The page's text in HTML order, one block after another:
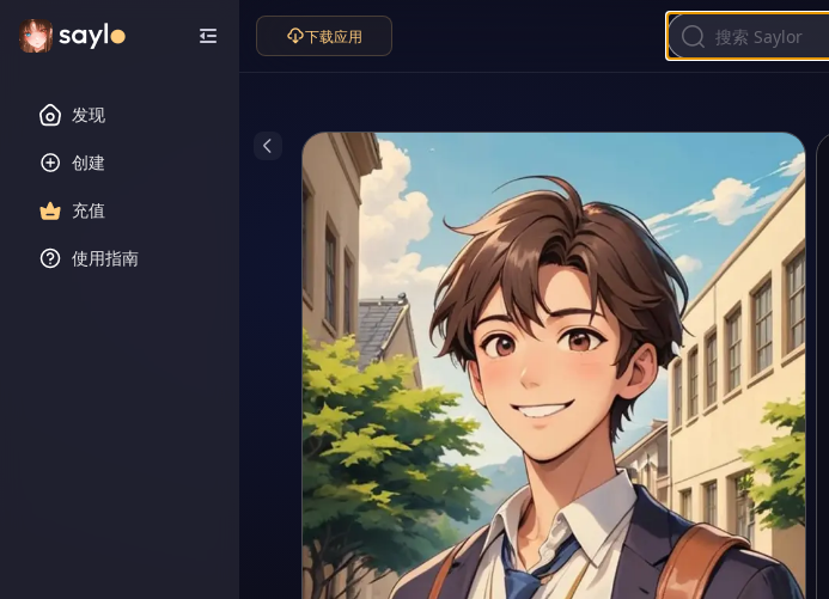
发现
创建
充值
使用指南
下载应用